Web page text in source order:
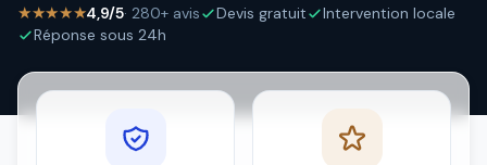
★★★★★4,9/5· 280+ avis Devis gratuit
Intervention locale
Réponse sous 24h